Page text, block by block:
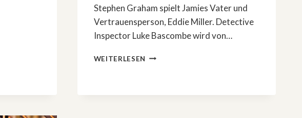
Stephen Graham spielt Jamies Vater und
Vertrauensperson, Eddie Miller. Detective
Inspector Luke Bascombe wird von…
WEITERLESEN JETZT